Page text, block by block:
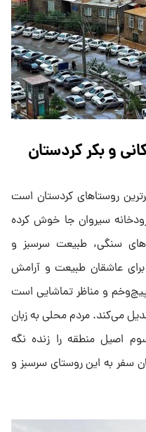
روستاهای کردستان است
سیروان جا خوش کرده
سنگی، طبیعت سرسبز و
عاشقان طبیعت و آرامش
و مناظر تماشایی است
می‌کند. مردم محلی به زبان
اصیل منطقه را زنده نگه
سفر به این روستای سرسبز و